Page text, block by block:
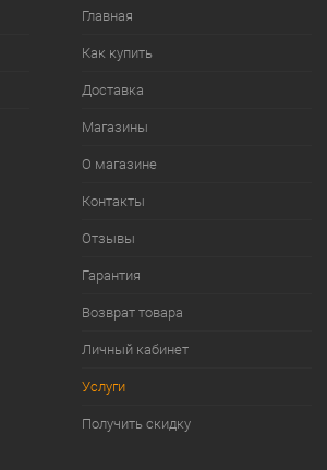
Главная
Как купить
Доставка
Магазины
О магазине
Контакты
Отзывы
Гарантия
Возврат товара
Личный кабинет
Услуги
Получить скидку